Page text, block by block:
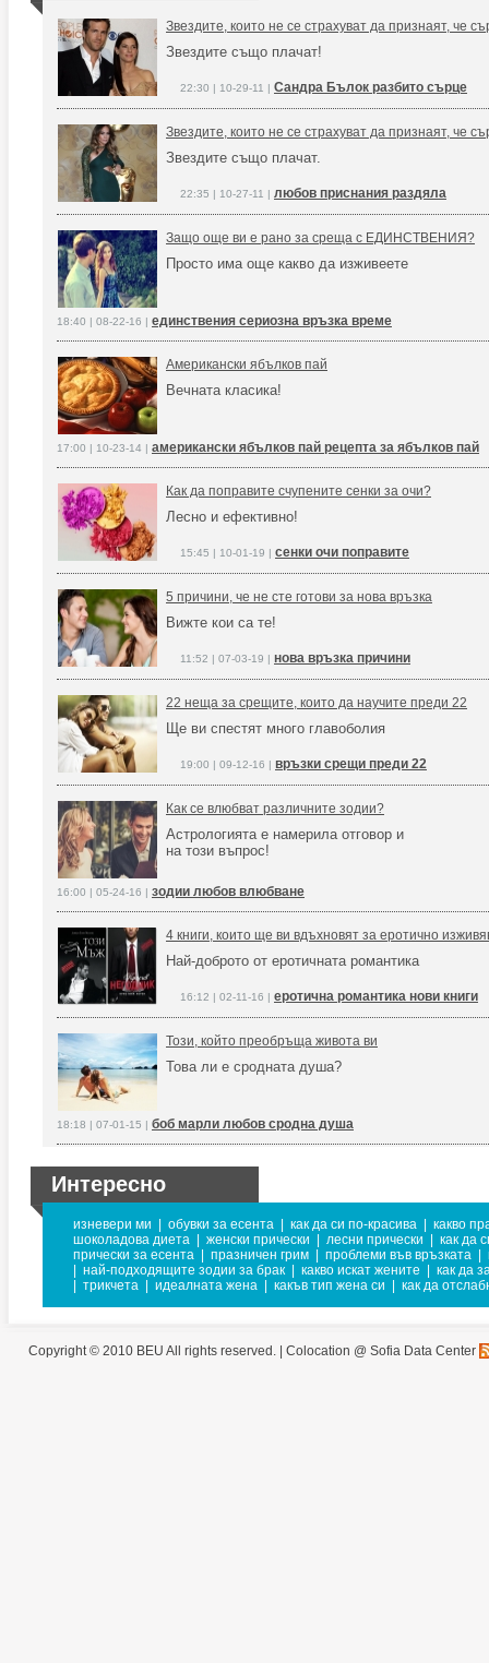
Звездите, които не се страхуват да признаят, че
Звездите също плачат!
22:30 | 10-29-11 | Сандра Бълок разбито сърце
Звездите, които не се страхуват да признаят, че
Звездите също плачат.
22:35 | 10-27-11 | любов приснания раздяла
Защо още ви е рано за среща с ЕДИНСТВЕНИЯ?
Просто има още какво да изживеете
18:40 | 08-22-16 | единствения сериозна връзка време
Американски ябълков пай
Вечната класика!
17:00 | 10-23-14 | американски ябълков пай рецепта за ябълков пай
Как да поправите счупените сенки за очи?
Лесно и ефективно!
15:45 | 10-01-19 | сенки очи поправите
5 причини, че не сте готови за нова връзка
Вижте кои са те!
11:52 | 07-03-19 | нова връзка причини
22 неща за срещите, които да научите преди 22
Ще ви спестят много главоболия
19:00 | 09-12-16 | връзки срещи преди 22
Как се влюбват различните зодии?
Астрологията е намерила отговор и
на този въпрос!
16:00 | 05-24-16 | зодии любов влюбване
4 книги, които ще ви вдъхновят за еротично
Най-доброто от еротичната романтика
16:12 | 02-11-16 | еротична романтика нови книги
Този, който преобръща живота ви
Това ли е сродната душа?
18:18 | 07-01-15 | боб марли любов сродна душа
Интересно
изневери ми обувки за есента как да си по-красива
какво
шоколадова диета
женски прически лесни прически
как да
прически за есента
празничен грим проблеми във връзката
най-подходящите зодии за брак какво искат жените
как да
трикчета идеалната жена какъв тип жена си как да
Copyright © 2010 BEU All rights reserved. | Colocation @ Sofia Data Center